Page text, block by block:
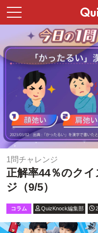
1問チャレンジ
正解率44％のク
ジ（9/5）
コラム QuizKnock編集部